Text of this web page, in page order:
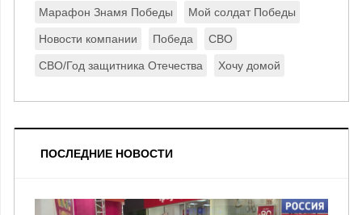
Марафон Знамя Победы Мой солдат Победы
Новости компании Победа СВО
СВО/Год защитника Отечества Хочу домой
ПОСЛЕДНИЕ НОВОСТИ